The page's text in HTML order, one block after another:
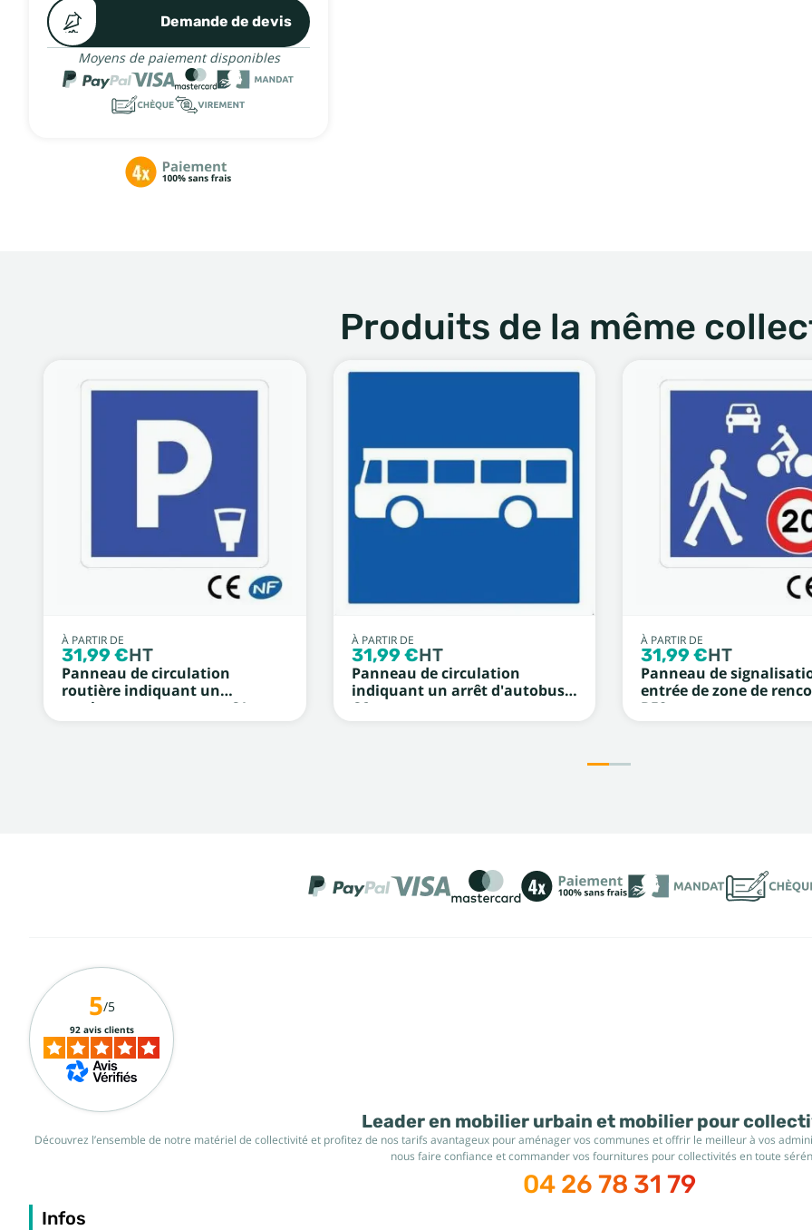
Demande de devis
Moyens de paiement disponibles
Produits de la même
À PARTIR DE
31,99 €HT
Panneau de circulation
routière indiquant un
stationnement payant C1c
À PARTIR DE
31,99 €HT
Panneau de circulation
indiquant un arrêt d'autobus
C6
À PARTIR DE
31,99 €HT
Panneau de
entrée de zone de
B52
Leader en mobilier urbain et mobilier pour
Découvrez l’ensemble de notre matériel de collectivité et profitez de nos tarifs avantageux pour aménager vos communes et offrir le meilleur à vos
nous faire confiance et commander vos fournitures pour collectivités en toute
04 26 78 31 79
Infos
5/5
92 avis clients